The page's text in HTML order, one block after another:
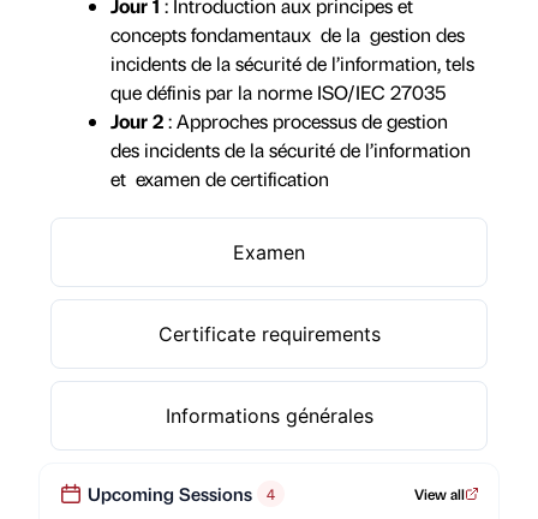
Upcoming Sessions 4 View all
Examen
Certificate requirements
Informations générales
Jour 1 : Introduction aux principes et
concepts fondamentaux de la gestion des
incidents de la sécurité de l’information, tels
que définis par la norme ISO/IEC 27035
Jour 2: Approches processus de gestion
des incidents de la sécurité de l’information
et examen de certification